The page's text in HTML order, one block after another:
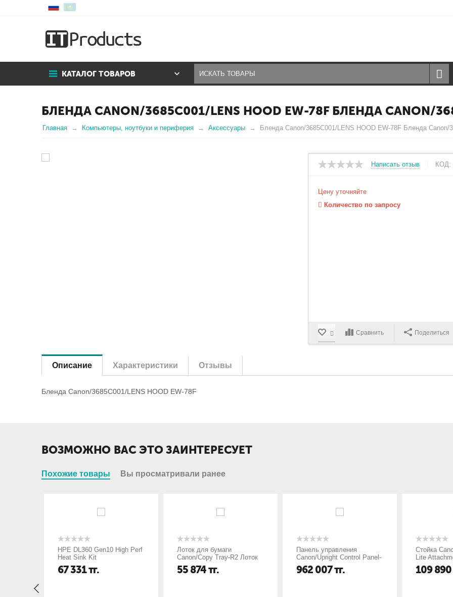
КАТАЛОГ ТОВАРОВ
БЛЕНДА CANON/3685C001/LENS HOOD EW-78F БЛЕНДА CANON/
Главная Компьютеры, ноутбуки и периферия Аксессуары Бленда Canon/3685C001/LENS HOOD EW-78F Бленда Canon/
Написать отзыв КОД:
Цену уточняйте
Количество по запросу
Сравнить Поделиться
Описание Характеристики Отзывы
Бленда Canon/3685C001/LENS HOOD EW-78F
ВОЗМОЖНО ВАС ЭТО ЗАИНТЕРЕСУЕТ
Похожие товары Вы просматривали ранее
HPE DL360 Gen10 High Perf
Heat Sink Kit
67 331тг.
Лоток для бумаги
Canon/Copy Tray-R2 Лоток
для бумаги Canon/Copy
Tray-R2
55 874тг.
Панель управления
Canon/Upright Control Panel-
G1 Панель управления
Canon/Upright Control Panel-
962 007тг.
Стойка
Lite
Стойка
Lite
109 890